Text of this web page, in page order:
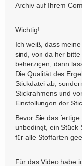
Archiv auf Ihrem
Wichtig!
Ich weiß, dass
sind, von da her
beherzigen, dann
Die Qualität des
Stickdatei ab,
Stickrahmens und
Einstellungen der
Bevor Sie das
unbedingt, ein Stück
für alle Stoffarten
Für das Video habe